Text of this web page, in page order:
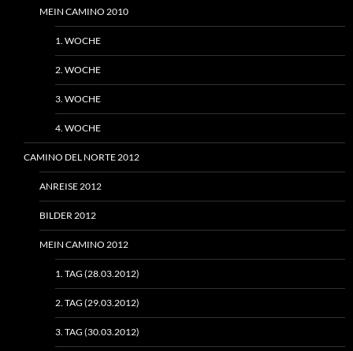
MEIN CAMINO 2010
1. WOCHE
2. WOCHE
3. WOCHE
4. WOCHE
CAMINO DEL NORTE 2012
ANREISE 2012
BILDER 2012
MEIN CAMINO 2012
1. TAG (28.03.2012)
2. TAG (29.03.2012)
3. TAG (30.03.2012)